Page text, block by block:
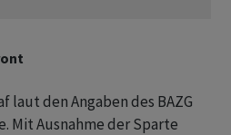
laut den Angaben des BAZG
Mit Ausnahme der Sparte